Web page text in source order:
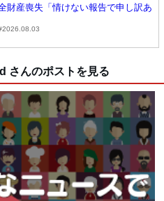
財産喪失「情けない報告で申し訳あ
2026.08.03
さんのポストを見る